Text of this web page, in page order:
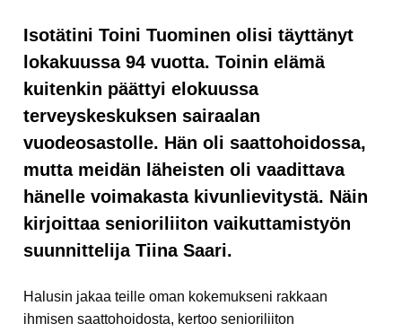
Isotätini Toini Tuominen olisi täyttänyt
lokakuussa 94 vuotta. Toinin elämä
kuitenkin päättyi elokuussa
terveyskeskuksen sairaalan
vuodeosastolle. Hän oli saattohoidossa,
mutta meidän läheisten oli vaadittava
hänelle voimakasta kivunlievitystä. Näin
kirjoittaa senioriliiton vaikuttamistyön
suunnittelija Tiina Saari.
Halusin jakaa teille oman kokemukseni rakkaan
ihmisen saattohoidosta, kertoo senioriliiton